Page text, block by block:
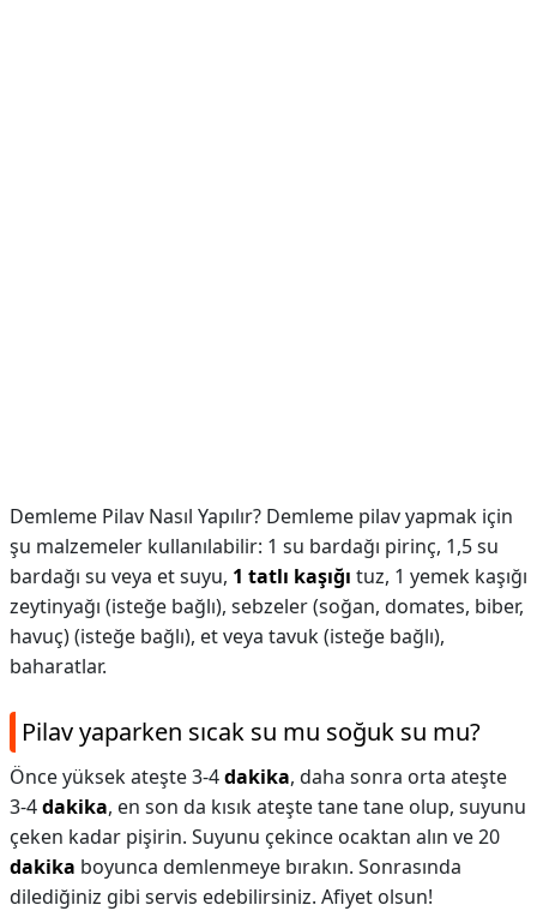
Demleme Pilav Nasıl Yapılır? Demleme pilav yapmak için
şu malzemeler kullanılabilir: 1 su bardağı pirinç, 1,5 su
bardağı su veya et suyu, 1 tatlı kaşığı tuz, 1 yemek kaşığı
zeytinyağı (isteğe bağlı), sebzeler (soğan, domates, biber,
havuç) (isteğe bağlı), et veya tavuk (isteğe bağlı),
baharatlar.
Pilav yaparken sıcak su mu soğuk su mu?
Önce yüksek ateşte 3-4dakika, daha sonra orta ateşte
3-4dakika, en son da kısık ateşte tane tane olup, suyunu
çeken kadar pişirin. Suyunu çekince ocaktan alın ve 20
dakika boyunca demlenmeye bırakın. Sonrasında
dilediğiniz gibi servis edebilirsiniz. Afiyet olsun!